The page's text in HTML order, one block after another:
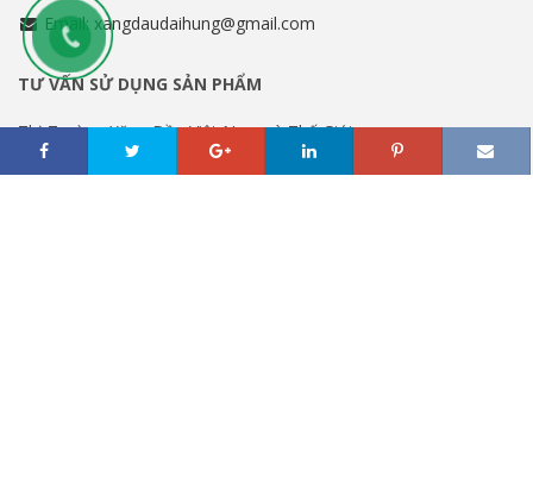
Email: xangdaudaihung@gmail.com
TƯ VẤN SỬ DỤNG SẢN PHẨM
Thị Trường Xăng Dầu Việt Nam và Thế Giới